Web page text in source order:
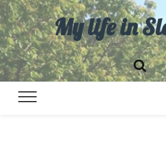
My life in